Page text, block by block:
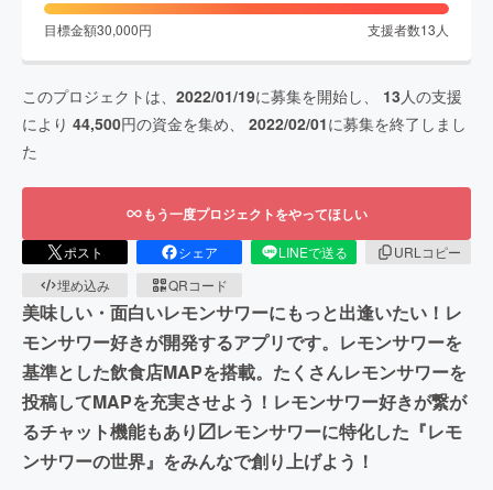
目標金額30,000円 支援者数13 人
このプロジェクトは、 2022/01/19に募集を開始し、 13 人の支援
により 44,500円の資金を集め、 2022/02/01に募集を終了しまし
た
もう一度プロジェクトをやってほしい
ポスト シェア LINEで送る
URLコピー
埋め込み
QRコード
美味しい・面白いレモンサワーにもっと出逢いたい！レ
モンサワー好きが開発するアプリです。レモンサワーを
基準とした飲食店MAPを搭載。たくさんレモンサワーを
投稿してMAPを充実させよう！レモンサワー好きが繋が
るチャット機能もあり〼レモンサワーに特化した『レモ
ンサワーの世界』をみんなで創り上げよう！